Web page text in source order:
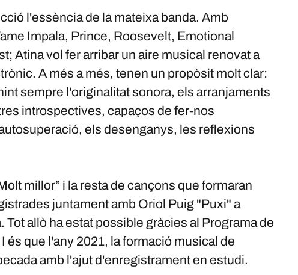
l'essència de la mateixa banda. Amb
Impala, Prince, Roosevelt, Emotional
Atina vol fer arribar un aire musical renovat a
A més a més, tenen un propòsit molt clar:
sempre l'originalitat sonora, els arranjaments
introspectives, capaços de fer-nos
els desenganys, les reflexions
millor” i la resta de cançons que formaran
juntament amb Oriol Puig "Puxi" a
Tot allò ha estat possible gràcies al Programa de
és que l'any 2021, la formació musical de
amb l'ajut d'enregistrament en estudi.